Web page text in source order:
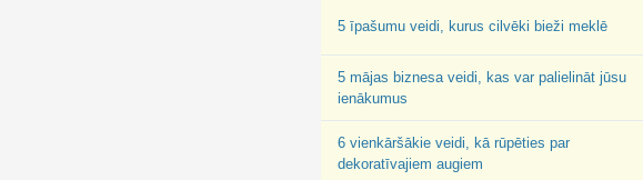
5 īpašumu veidi, kurus cilvēki bieži meklē
5 mājas biznesa veidi, kas var palielināt jūsu
ienākumus
6 vienkāršākie veidi, kā rūpēties par
dekoratīvajiem augiem